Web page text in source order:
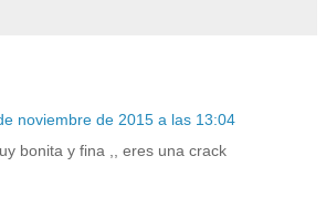
noviembre de 2015 a las 13:04
bonita y fina ,, eres una crack